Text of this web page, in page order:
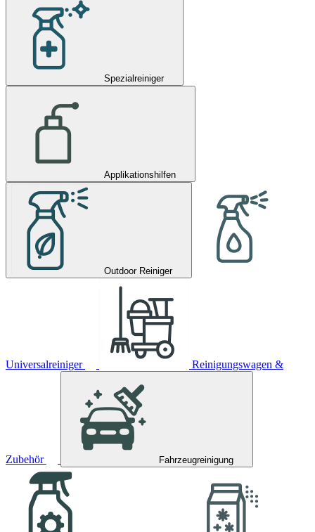
Spezialreiniger
Applikationshilfen
Outdoor Reiniger
Universalreiniger Reinigungswagen &
Zubehör Fahrzeugreinigung